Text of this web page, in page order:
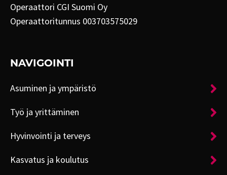
Operaattori CGI Suomi Oy
Operaattoritunnus 003703575029
NAVIGOINTI
Asuminen ja ympäristö
Työ ja yrittäminen
Hyvinvointi ja terveys
Kasvatus ja koulutus